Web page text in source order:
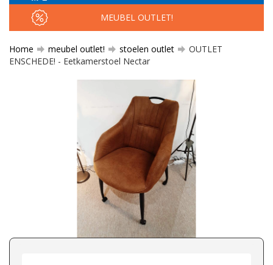
MEUBEL OUTLET!
Home meubel outlet! stoelen outlet
OUTLET
ENSCHEDE! - Eetkamerstoel Nectar